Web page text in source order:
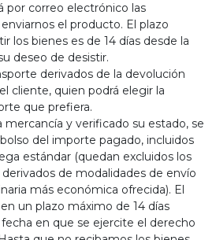
por correo electrónico las
el producto. El plazo
los bienes es de 14 días desde la
deseo de desistir.
derivados de la devolución
cliente, quien podrá elegir la
que prefiera.
mercancía y verificado su estado, se
del importe pagado, incluidos
estándar (quedan excluidos los
de modalidades de envío
más económica ofrecida). El
un plazo máximo de 14 días
en que se ejercite el derecho